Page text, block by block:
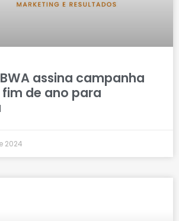
assina campanha
de ano para
2024